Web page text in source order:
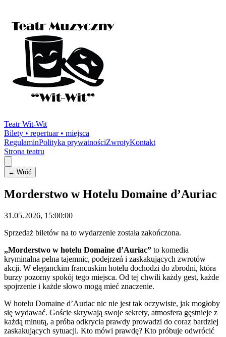
Teatr Wit-Wit
Bilety • repertuar • miejsca
RegulaminPolityka prywatnościZwrotyKontakt
Strona teatru
← Wróć
Morderstwo w Hotelu Domaine d’Auriac
31.05.2026, 15:00:00
Sprzedaż biletów na to wydarzenie została zakończona.
„Morderstwo w hotelu Domaine d’Auriac” to komedia
kryminalna pełna tajemnic, podejrzeń i zaskakujących zwrotów
akcji. W eleganckim francuskim hotelu dochodzi do zbrodni, która
burzy pozorny spokój tego miejsca. Od tej chwili każdy gest, każde
spojrzenie i każde słowo mogą mieć znaczenie.
W hotelu Domaine d’Auriac nic nie jest tak oczywiste, jak mogłoby
się wydawać. Goście skrywają swoje sekrety, atmosfera gęstnieje z
każdą minutą, a próba odkrycia prawdy prowadzi do coraz bardziej
zaskakujących sytuacji. Kto mówi prawdę? Kto próbuje odwrócić